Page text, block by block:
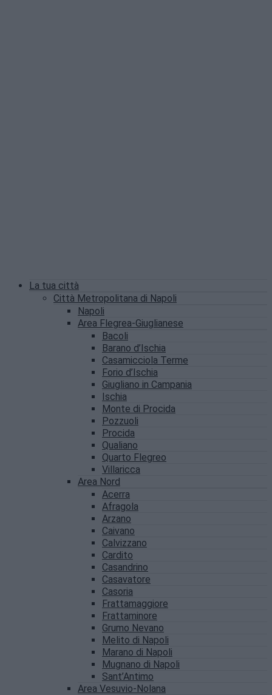
La tua città
Città Metropolitana di Napoli
Napoli
Area Flegrea-Giuglianese
Bacoli
Barano d’Ischia
Casamicciola Terme
Forio d’Ischia
Giugliano in Campania
Ischia
Monte di Procida
Pozzuoli
Procida
Qualiano
Quarto Flegreo
Villaricca
Area Nord
Acerra
Afragola
Arzano
Caivano
Calvizzano
Cardito
Casandrino
Casavatore
Casoria
Frattamaggiore
Frattaminore
Grumo Nevano
Melito di Napoli
Marano di Napoli
Mugnano di Napoli
Sant’Antimo
Area Vesuvio-Nolana